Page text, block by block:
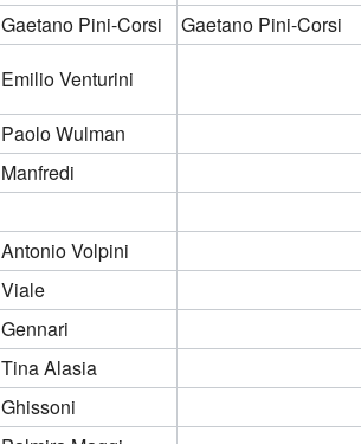
Gaetano Pini-Corsi
Gaetano Pini-Corsi
Emilio Venturini
Paolo Wulman
Manfredi
Antonio Volpini
Viale
Gennari
Tina Alasia
Ghissoni